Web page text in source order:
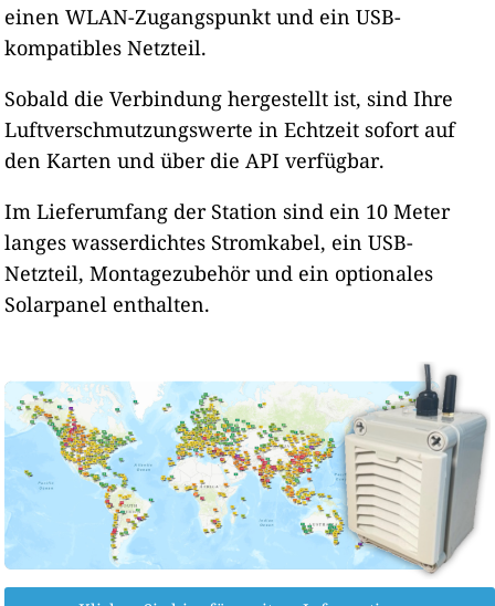
einen WLAN-Zugangspunkt und ein USB-
kompatibles Netzteil.
Sobald die Verbindung hergestellt ist, sind Ihre
Luftverschmutzungswerte in Echtzeit sofort auf
den Karten und über die API verfügbar.
Im Lieferumfang der Station sind ein 10 Meter
langes wasserdichtes Stromkabel, ein USB-
Netzteil, Montagezubehör und ein optionales
Solarpanel enthalten.